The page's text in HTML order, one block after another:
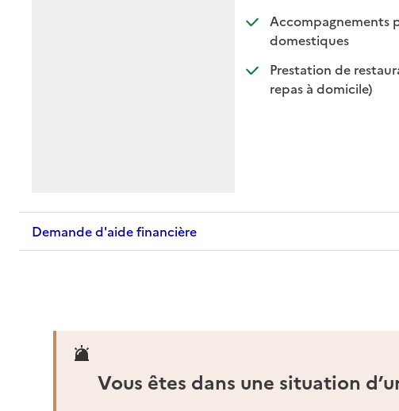
Accompagnements
domestiques: disponible
: non
Prestation de
repas à domicile)
:
: non
Demande d'aide financière
Vous êtes dans une situation